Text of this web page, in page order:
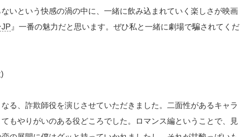
いという快感の渦の中に、一緒に飲み込まれていく楽しさが映画
』一番の魅力だと思います。ぜひ私と一緒に劇場で騙されてくだ
なる、詐欺師役を演じさせていただきました。二面性があるキャラ
もやりがいのある役どころでした。ロマンス編ということで、見